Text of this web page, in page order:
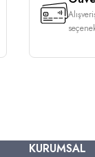
KURUMSAL